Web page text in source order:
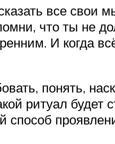
все свои
что ты не
И когда
понять,
ритуал
способ